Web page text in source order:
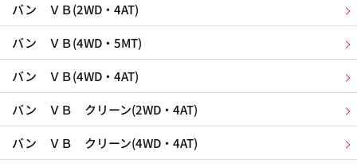
バン ＶＢ(2WD・4AT)
バン ＶＢ(4WD・5MT)
バン ＶＢ(4WD・4AT)
バン ＶＢ クリーン(2WD・4AT)
バン ＶＢ クリーン(4WD・4AT)